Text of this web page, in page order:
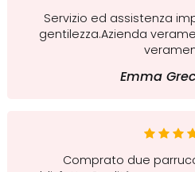
Servizio ed assistenza
gentilezza.Azienda
Emma
Comprato due